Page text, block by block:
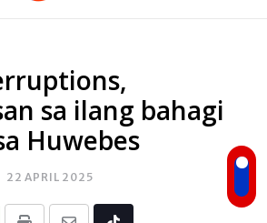
sa ilang bahagi
Huwebes
22 APRIL 2025